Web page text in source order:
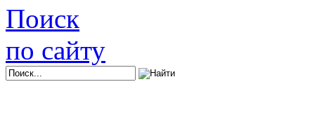
Поиск
по сайту